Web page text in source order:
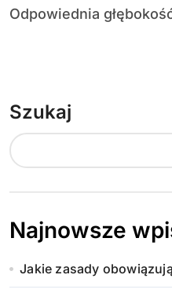
Odpowiednia
Szukaj
Najnowsze
Jakie zasady